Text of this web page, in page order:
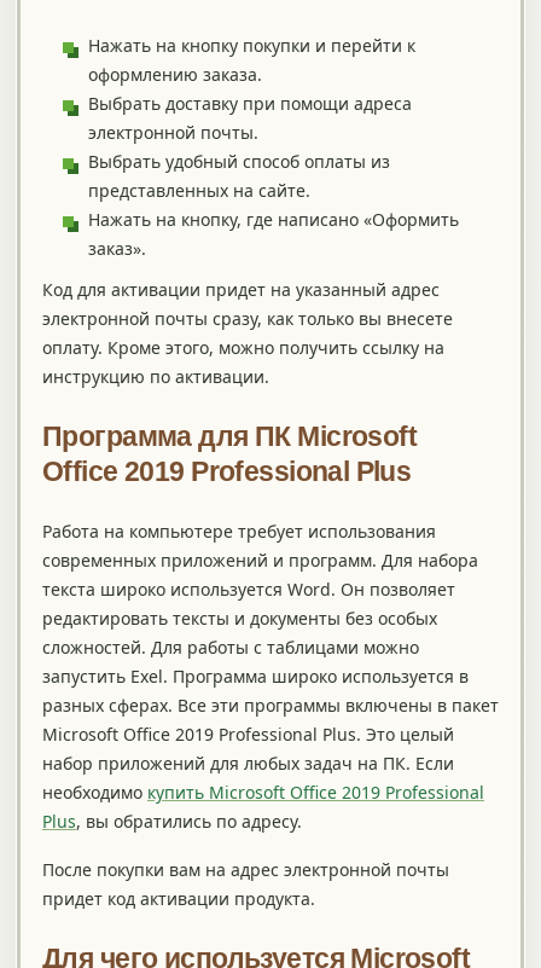
Нажать на кнопку покупки и перейти к
оформлению заказа.
Выбрать доставку при помощи адреса
электронной почты.
Выбрать удобный способ оплаты из
представленных на сайте.
Нажать на кнопку, где написано «Оформить
заказ».
Код для активации придет на указанный адрес
электронной почты сразу, как только вы внесете
оплату. Кроме этого, можно получить ссылку на
инструкцию по активации.
Программа для ПКMicrosoft
Office 2019 Professional Plus
Работа на компьютере требует использования
современных приложений и программ. Для набора
текста широко используется Word. Он позволяет
редактировать тексты и документы без особых
сложностей. Для работы с таблицами можно
запустить Exel. Программа широко используется в
разных сферах. Все эти программы включены в пакет
Microsoft Office 2019 Professional Plus. Это целый
набор приложений для любых задач на ПК. Если
необходимо купить Microsoft Office 2019 Professional
Plus, вы обратились по адресу.
После покупки вам на адрес электронной почты
придет код активации продукта.
Для чего используется Microsoft